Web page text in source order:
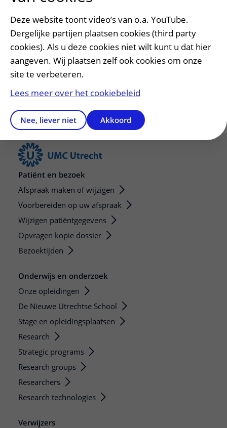
en kan leiden tot een levensbedreigend
hartinfarct.
Vragen, opmerkingen of tips voor de redactie?
Patiënt en bezoek
Afspraak maken of wijzigen
Voorbereiden op uw afspraak
Wijzigen patiëntgegevens
Opvragen kopie dossier
Bezoektijden
Onderwijs en onderzoek
Onze opleidingen
De Nieuwe Utrechtse School
Stage en opleidingsplaatsen
Research
Strategic programs
Research groups
Researchers
Research technologies
Verwijzers
Deze website toont video’s van o.a. YouTube.
Dergelijke partijen plaatsen cookies (third party
cookies). Als u deze cookies niet wilt kunt u dat hier
aangeven. Wij plaatsen zelf ook cookies om onze
site te verbeteren.
Lees meer over het cookiebeleid
Nee, liever niet Akkoord